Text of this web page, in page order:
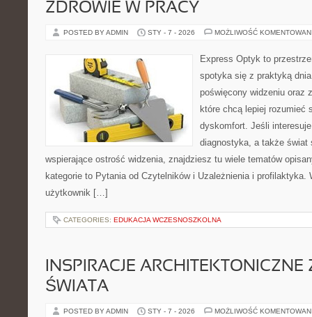
ZDROWIE W PRACY
POSTED BY ADMIN STY - 7 - 2026 MOŻLIWOŚĆ
Express Optyk to
spotyka się z praktyką
poświęcony widzeniu oraz
które chcą lepiej rozumieć
dyskomfort. Jeśli
diagnostyka, a także świat
wspierające ostrość widzenia, znajdziesz tu wiele tematów
kategorie to Pytania od Czytelników i Uzależnienia i profilaktyka.
użytkownik […]
CATEGORIES: EDUKACJA WCZESNOSZKOLNA
INSPIRACJE ARCHITEKTONICZNE
ŚWIATA
POSTED BY ADMIN STY - 7 - 2026 MOŻLIWOŚĆ